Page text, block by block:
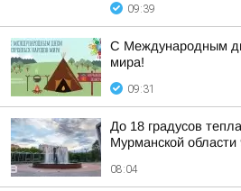
09:39
С Международным
мира!
09:31
До 18 градусов
Мурманской области
08:04